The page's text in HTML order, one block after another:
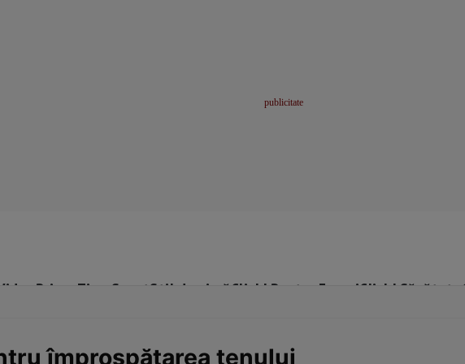
Prime Time SportStil de viațăClick! Pentru FemeiClick! Sănătate
împrospătarea tenului